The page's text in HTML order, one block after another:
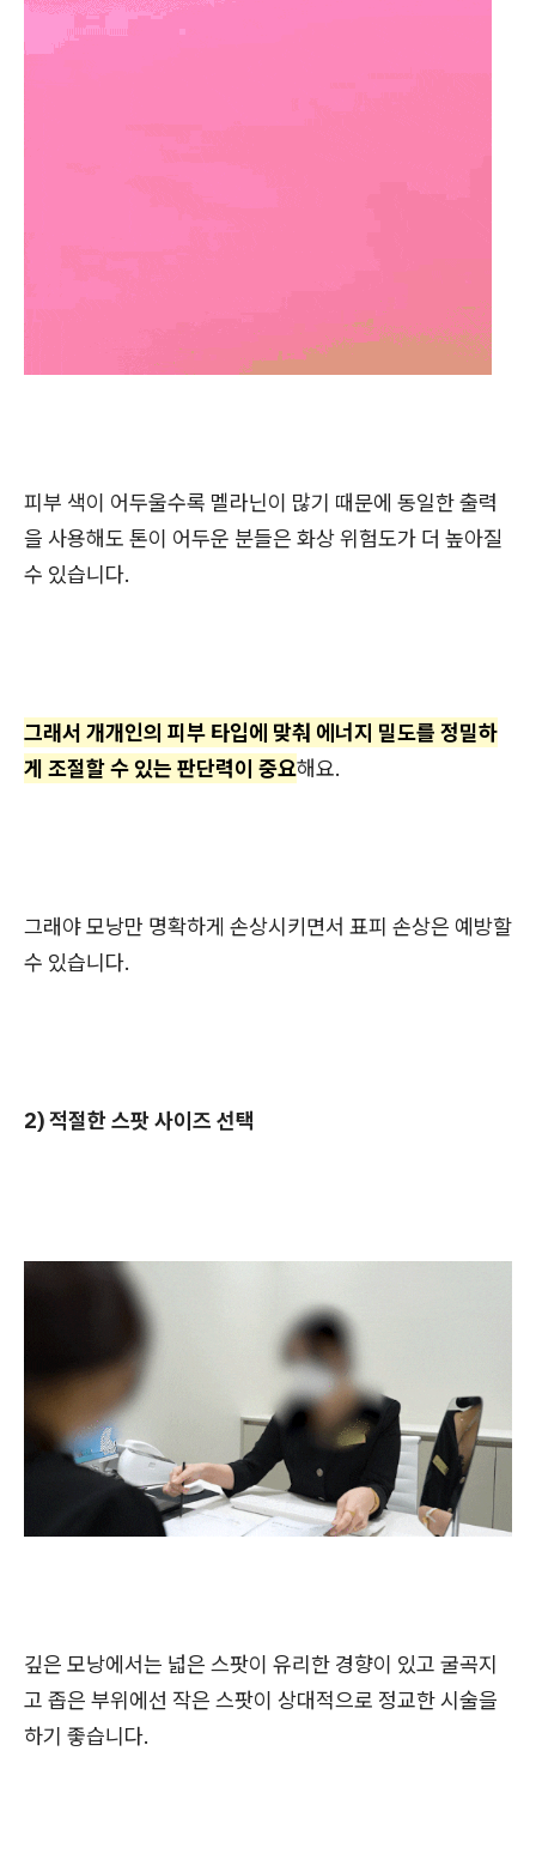
피부 색이 어두울수록 멜라닌이 많기 때문에 동일한 출력
을 사용해도 톤이 어두운 분들은 화상 위험도가 더 높아질
수 있습니다.
그래서 개개인의 피부 타입에 맞춰 에너지 밀도를 정밀하
게 조절할 수 있는 판단력이 중요해요.
그래야 모낭만 명확하게 손상시키면서 표피 손상은 예방할
수 있습니다.
2) 적절한 스팟 사이즈 선택
깊은 모낭에서는 넓은 스팟이 유리한 경향이 있고 굴곡지
고 좁은 부위에선 작은 스팟이 상대적으로 정교한 시술을
하기 좋습니다.